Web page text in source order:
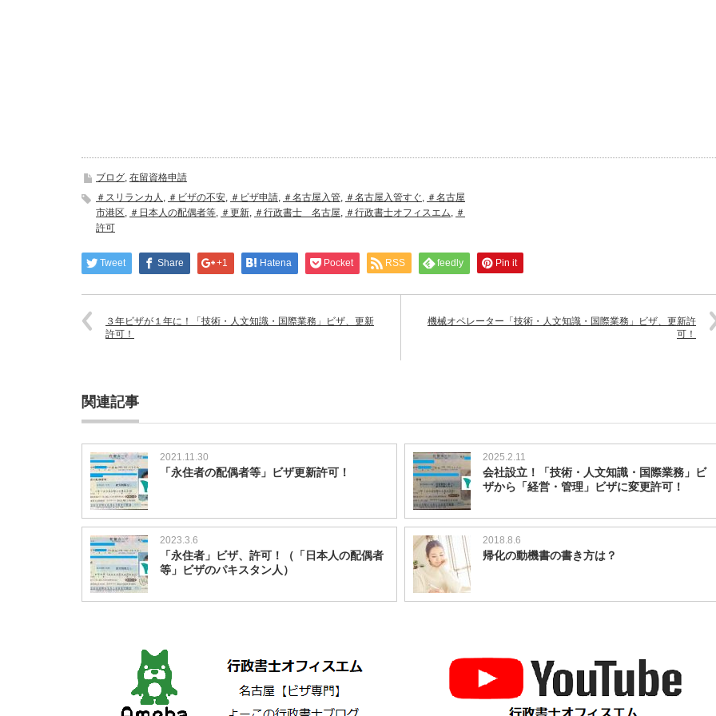
ブログ, 在留資格申請
＃スリランカ人 , ＃ビザの不安, ＃ビザ申請, ＃名古屋入管, ＃名古屋入管すぐ, ＃名古屋
市港区, ＃日本人の配偶者等, ＃更新, ＃行政書士 名古屋, ＃行政書士オフィスエム, ＃
許可
Tweet Share +1 Hatena Pocket RSS feedly Pin it
３年ビザが１年に！「技術・人文知識・国際業務」ビザ、更新
許可！
機械オペレーター「技術・人文知識・国際業務」ビザ、更新許
可！
関連記事
2021.11.30
「永住者の配偶者等」ビザ更新許可！
2025.2.11
会社設立！「技術・人文知識・国際業務」ビ
ザから「経営・管理」ビザに変更許可！
2023.3.6
「永住者」ビザ、許可！（「日本人の配偶者
等」ビザのパキスタン人）
2018.8.6
帰化の動機書の書き方は？